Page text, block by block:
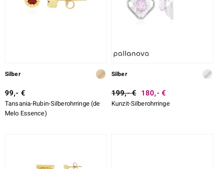
Silber
99,- €
Tansania-Rubin-Silberohrringe (de
Melo Essence)
Silber
199,- € 180,- €
Kunzit-Silberohrringe